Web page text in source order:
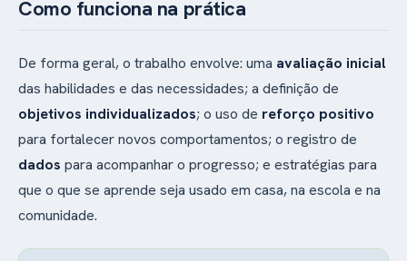
Como funciona na prática
De forma geral, o trabalho envolve: uma avaliação inicial
das habilidades e das necessidades; a definição de
objetivos individualizados; o uso de reforço positivo
para fortalecer novos comportamentos; o registro de
dados para acompanhar o progresso; e estratégias para
que o que se aprende seja usado em casa, na escola e na
comunidade.